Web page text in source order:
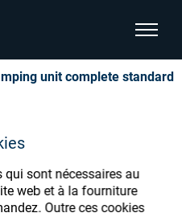
qui sont nécessaires au
web et à la fourniture
Outre ces cookies
afficher
de la page
unit complete standard